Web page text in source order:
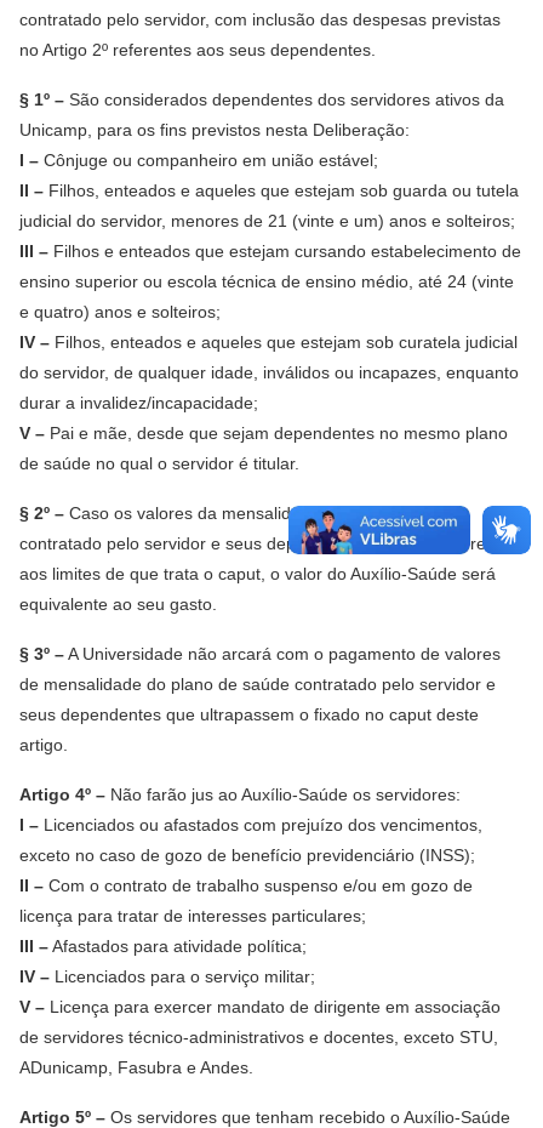
contratado pelo servidor, com inclusão das despesas previstas
no Artigo 2º referentes aos seus dependentes.
§ 1º – São considerados dependentes dos servidores ativos da
Unicamp, para os fins previstos nesta Deliberação:
I – Cônjuge ou companheiro em união estável;
II – Filhos, enteados e aqueles que estejam sob guarda ou tutela
judicial do servidor, menores de 21 (vinte e um) anos e solteiros;
III – Filhos e enteados que estejam cursando estabelecimento de
ensino superior ou escola técnica de ensino médio, até 24 (vinte
e quatro) anos e solteiros;
IV – Filhos, enteados e aqueles que estejam sob curatela judicial
do servidor, de qualquer idade, inválidos ou incapazes, enquanto
durar a invalidez/incapacidade;
V – Pai e mãe, desde que sejam dependentes no mesmo plano
de saúde no qual o servidor é titular.
§ 2º – Caso os valores da mensalidade do plano de saúde
contratado pelo servidor e seus dependentes sejam inferiores
aos limites de que trata o caput, o valor do Auxílio-Saúde será
equivalente ao seu gasto.
§ 3º –A Universidade não arcará com o pagamento de valores
de mensalidade do plano de saúde contratado pelo servidor e
seus dependentes que ultrapassem o fixado no caput deste
artigo.
Artigo 4º – Não farão jus ao Auxílio-Saúde os servidores:
I – Licenciados ou afastados com prejuízo dos vencimentos,
exceto no caso de gozo de benefício previdenciário (INSS);
II – Com o contrato de trabalho suspenso e/ou em gozo de
licença para tratar de interesses particulares;
III –Afastados para atividade política;
IV – Licenciados para o serviço militar;
V – Licença para exercer mandato de dirigente em associação
de servidores técnico-administrativos e docentes, exceto STU,
ADunicamp, Fasubra e Andes.
Artigo 5º – Os servidores que tenham recebido o Auxílio-Saúde